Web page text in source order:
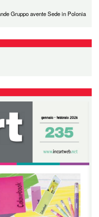
Gruppo avente Sede in Polonia